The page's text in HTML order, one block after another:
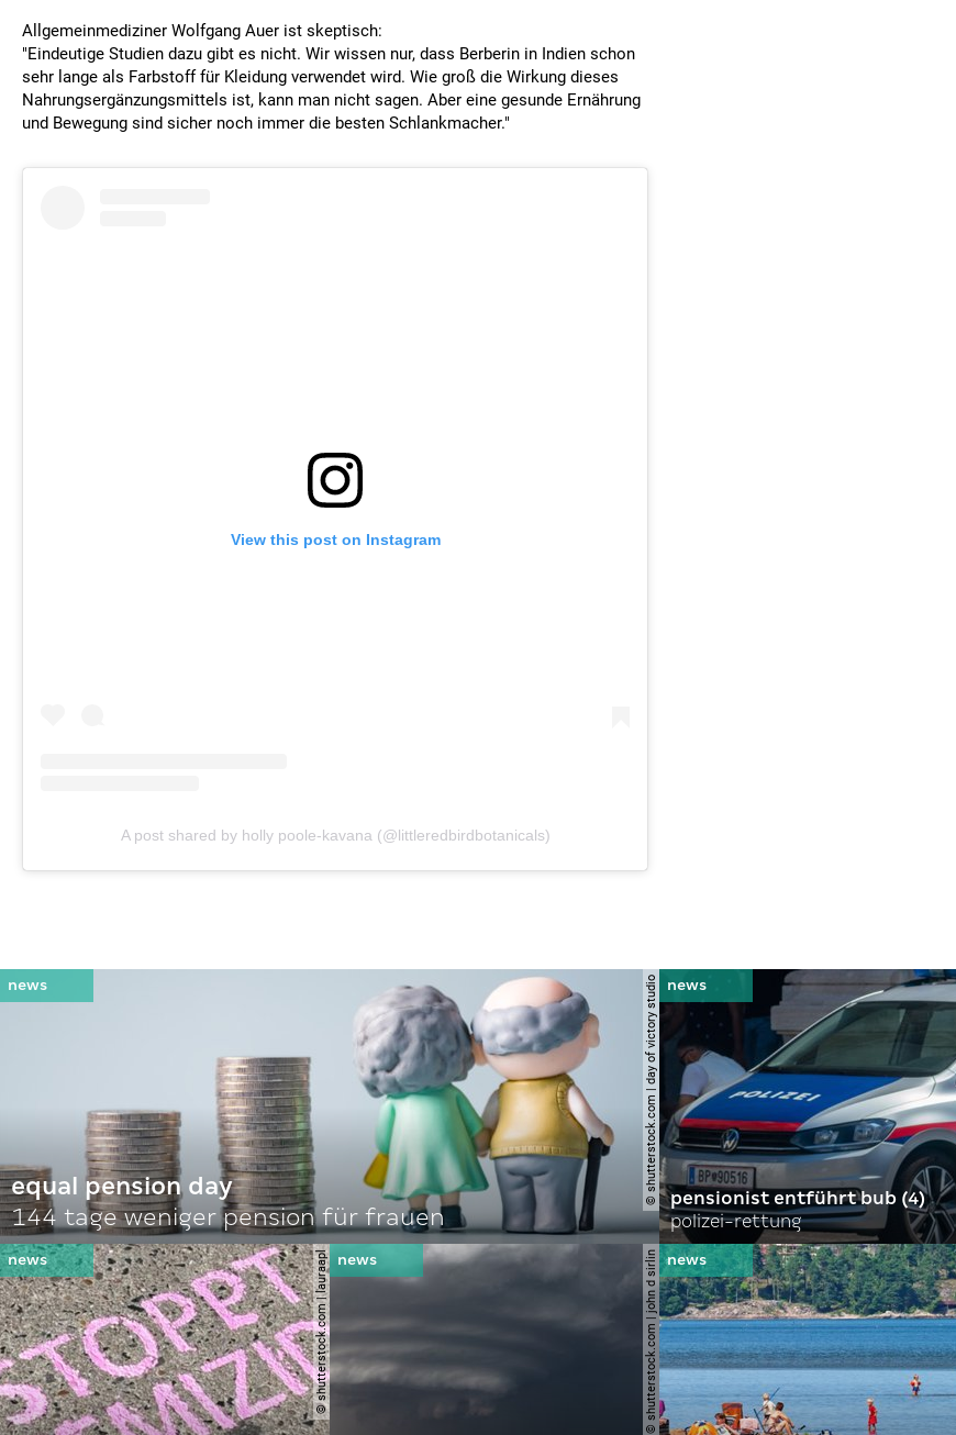
Allgemeinmediziner Wolfgang Auer ist skeptisch:
"Eindeutige Studien dazu gibt es nicht. Wir wissen nur, dass Berberin in Indien schon
sehr lange als Farbstoff für Kleidung verwendet wird. Wie groß die Wirkung dieses
Nahrungsergänzungsmittels ist, kann man nicht sagen. Aber eine gesunde Ernährung
und Bewegung sind sicher noch immer die besten Schlankmacher."
View this post on Instagram
A post shared by holly poole-kavana (@littleredbirdbotanicals)
© shutterstock.com | day of victory studio
equal pension day
144 tage weniger pension für frauen
pensionist entführt bub (4)
polizei-rettung
© shutterstock.com | lauraapl © shutterstock.com | john d sirlin